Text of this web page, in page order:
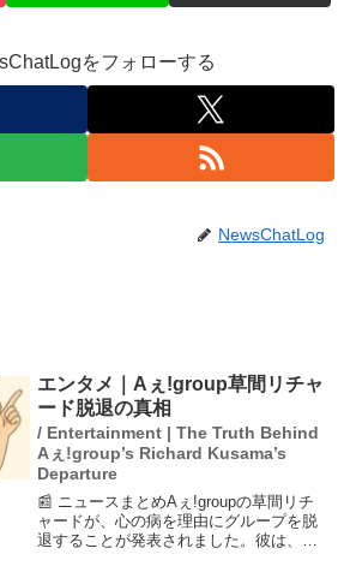
をフォローする
NewsChatLog
エンタメ｜Aぇ!group草間リチャ
ード脱退の真相
/ Entertainment | The Truth Behind
Aぇ!group’s Richard Kusama’s
Departure
📰 ニュースまとめAぇ!groupの草間リチ
ャードが、心の病を理由にグループを脱
退することが発表されました。彼は、活